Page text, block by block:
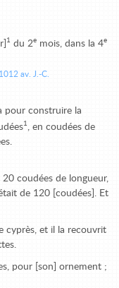
1 du 2e mois, dans la 4e
av. J.-C.
pour construire la
1, en coudées de
coudées de longueur,
de 120 [coudées]. Et
cyprès, et il la recouvrit
pour [son] ornement ;